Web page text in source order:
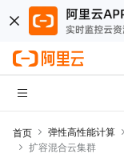
首页 弹性高性能计算
扩容混合云集群